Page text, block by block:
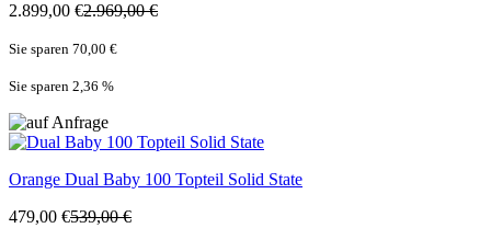
2.899,00 €2.969,00 €
Sie sparen 70,00 €
Sie sparen 2,36 %
Orange Dual Baby 100 Topteil Solid State
479,00 €539,00 €